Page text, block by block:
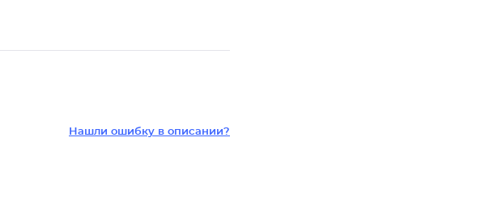
Нашли ошибку в описании?